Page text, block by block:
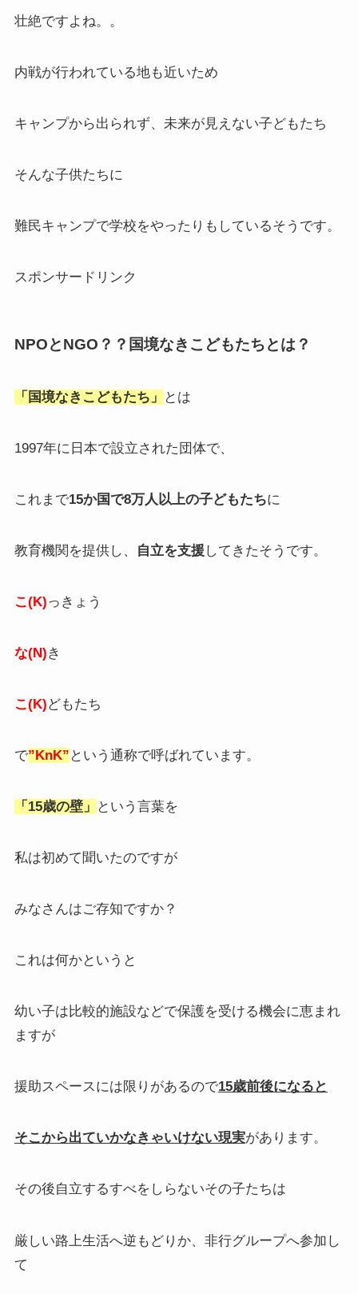
壮絶ですよね。。
内戦が行われている地も近いため
キャンプから出られず、未来が見えない子どもたち
そんな子供たちに
難民キャンプで学校をやったりもしているそうです。
スポンサードリンク
NPOとNGO？？国境なきこどもたちとは？
「国境なきこどもたち」 とは
1997年に日本で設立された団体で、
これまで15か国で8万人以上の子どもたちに
教育機関を提供し、 自立を支援してきたそうです。
こ(K)っきょう
な(N)き
こ(K)どもたち
で”KnK” という通称で呼ばれています。
「15歳の壁」 という言葉を
私は初めて聞いたのですが
みなさんはご存知ですか？
これは何かというと
幼い子は比較的施設などで保護を受ける機会に恵まれ
ますが
援助スペースには限りがあるので15歳前後になると
そこから出ていかなきゃいけない現実があります。
その後自立するすべをしらないその子たちは
厳しい路上生活へ逆もどりか、非行グループへ参加し
て